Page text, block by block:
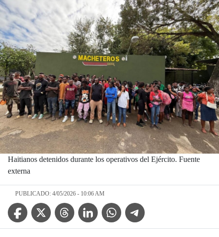
Haitianos detenidos durante los operativos del Ejército. Fuente
externa
PUBLICADO: 4/05/2026 - 10:06 AM
Facebook IconTwitter IconThreads IconLinkedin IconWhatsApp IconTelegram Icon